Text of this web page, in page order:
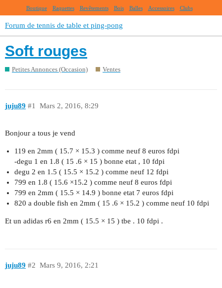
Boutique Raquettes Revêtements Bois Balles Accessoires Clubs
Forum de tennis de table et ping-pong
Soft rouges
Petites Annonces (Occasion) Ventes
juju89 Mars 2, 2016, 8:29
#1
Bonjour a tous je vend
119 en 2mm ( 15.7 × 15.3 ) comme neuf 8 euros fdpi
-degu 1 en 1.8 ( 15 .6 × 15 ) bonne etat , 10 fdpi
degu 2 en 1.5 ( 15.5 × 15.2 ) comme neuf 12 fdpi
799 en 1.8 ( 15.6 ×15.2 ) comme neuf 8 euros fdpi
799 en 2mm ( 15.5 × 14.9 ) bonne etat 7 euros fdpi
820 a double fish en 2mm ( 15 .6 × 15.2 ) comme neuf 10 fdpi
Et un adidas r6 en 2mm ( 15.5 × 15 ) tbe . 10 fdpi .
juju89 Mars 9, 2016, 2:21
#2